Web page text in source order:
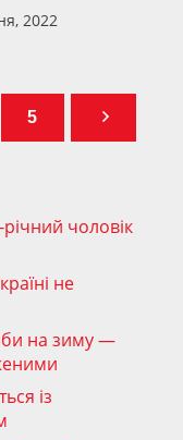
2022
5
чоловік
не
на зиму —
із